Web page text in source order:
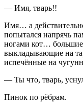
— Имя, тварь!!
Имя… а
попытался напрячь
ногами кот…
выкладывающие на
испечённые на
— Ты что, тварь,
Пинок по рёбрам.